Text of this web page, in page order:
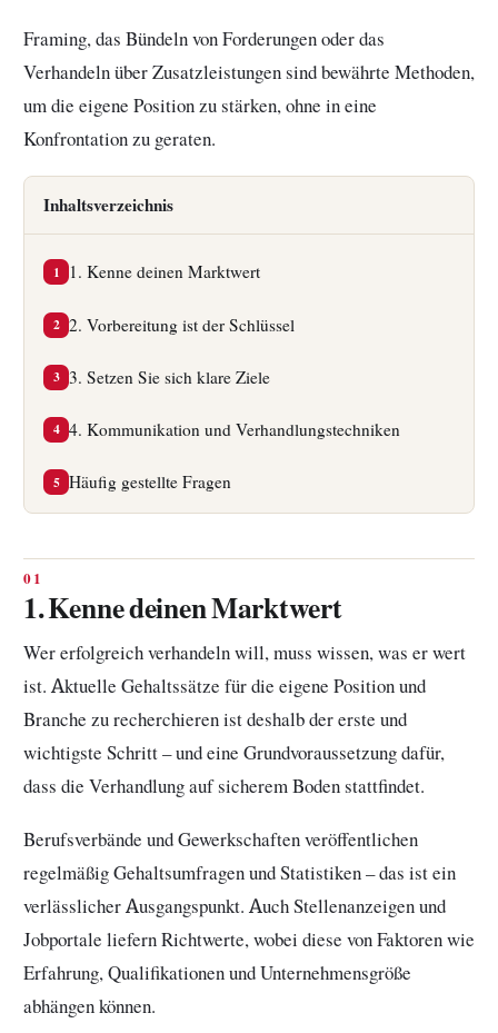
Framing, das Bündeln von Forderungen oder das
Verhandeln über Zusatzleistungen sind bewährte Methoden,
um die eigene Position zu stärken, ohne in eine
Konfrontation zu geraten.
Inhaltsverzeichnis
1 1. Kenne deinen Marktwert
2 2. Vorbereitung ist der Schlüssel
3 3. Setzen Sie sich klare Ziele
4 4. Kommunikation und Verhandlungstechniken
5 Häufig gestellte Fragen
1. Kenne deinen Marktwert
Wer erfolgreich verhandeln will, muss wissen, was er wert
ist. Aktuelle Gehaltssätze für die eigene Position und
Branche zu recherchieren ist deshalb der erste und
wichtigste Schritt – und eine Grundvoraussetzung dafür,
dass die Verhandlung auf sicherem Boden stattfindet.
Berufsverbände und Gewerkschaften veröffentlichen
regelmäßig Gehaltsumfragen und Statistiken – das ist ein
verlässlicher Ausgangspunkt. Auch Stellenanzeigen und
Jobportale liefern Richtwerte, wobei diese von Faktoren wie
Erfahrung, Qualifikationen und Unternehmensgröße
abhängen können.